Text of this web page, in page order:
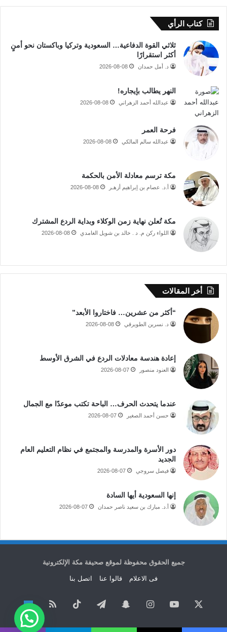
كتاب الرأي
ثلاثي القوة الدفاعية… السعودية وتركيا وباكستان نحو أمنٍ
أكثر استقرارًا
د. أمل حمدان 2026-08-08
النهر يطالب بإيجاره!
عبدالله أحمد الزهراني 2026-08-08
فرحة العمر
عبدالله سالم المالكي 2026-08-08
مكة ترسم معادلة الأمن بالحكمة
أ.د. عصام بن إبراهيم أزهـر 2026-08-08
مكة تُعلن نهاية زمن الوكلاء وبداية الردع المشترك
اللواء ركن م. د . خالد بن شويل الغامدي 2026-08-08
أخر المقالات
“أكثر من عشرين… فاختاروا الأبعد”
د. نسرين الطويرقي 2026-08-08
إعادة هندسة معادلات الردع في الشرق الأوسط
العنود منصور 2026-08-07
عندما يتحدث الحرف… الباحة تكتب موعدًا مع الجمال
حسن أحمد الصغير 2026-08-07
دور الأسرة والمدرسة والمجتمع في نظام التعليم العام
الجديد
فيصل سروجي 2026-08-07
إنها السعودية أيها السادة
أ.د. مبارك بن سعيد ناصر حمدان 2026-08-07
جميع الحقوق محفوظة لموقع صحيفة مكة الإلكترونية
فى الاعلام قالوا عنا اتصل بنا
‫YouTubeانستقرامسناب
تشات
تيلقرام ‫TikTok ملخص
الموقع